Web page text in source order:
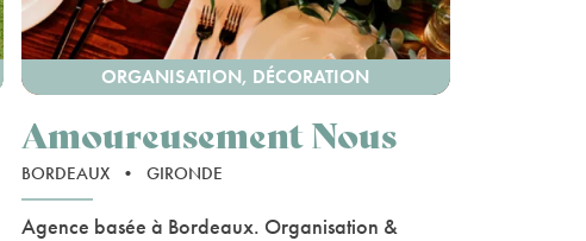
ORGANISATION, DÉCORATION
Amoureusement Nous
BORDEAUX • GIRONDE
Agence basée à Bordeaux. Organisation &